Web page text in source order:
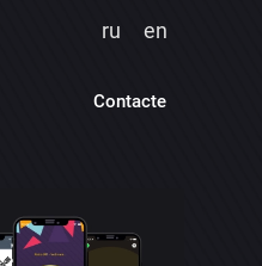
ru en
Contacte